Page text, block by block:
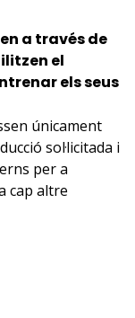
a través de
el
els seus
únicament
sol·licitada i
per a
cap altre